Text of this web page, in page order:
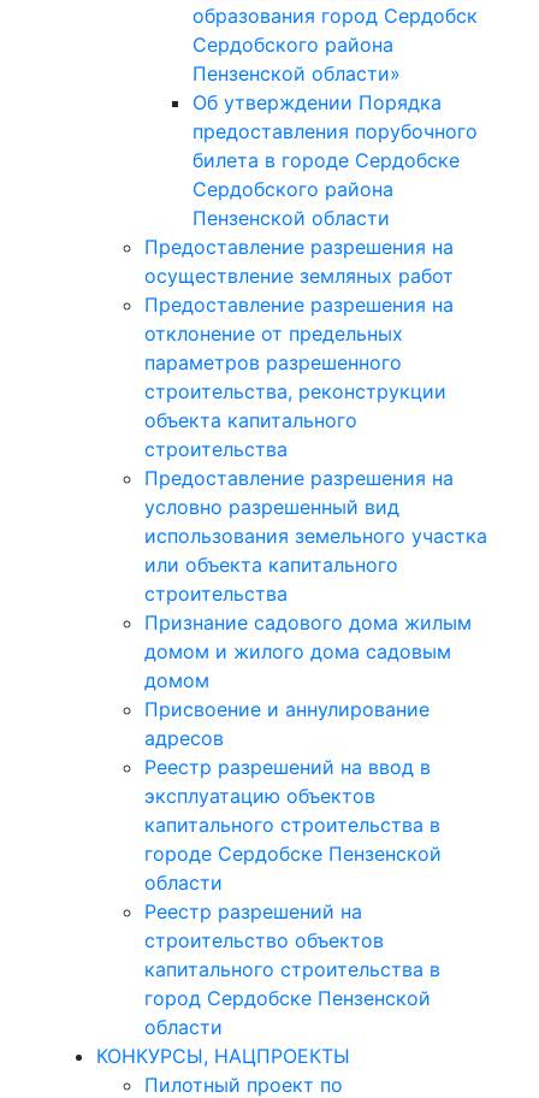
образования город Сердобск
Сердобского района
Пензенской области»
Об утверждении Порядка
предоставления порубочного
билета в городе Сердобске
Сердобского района
Пензенской области
Предоставление разрешения на
осуществление земляных работ
Предоставление разрешения на
отклонение от предельных
параметров разрешенного
строительства, реконструкции
объекта капитального
строительства
Предоставление разрешения на
условно разрешенный вид
использования земельного участка
или объекта капитального
строительства
Признание садового дома жилым
домом и жилого дома садовым
домом
Присвоение и аннулирование
адресов
Реестр разрешений на ввод в
эксплуатацию объектов
капитального строительства в
городе Сердобске Пензенской
области
Реестр разрешений на
строительство объектов
капитального строительства в
город Сердобске Пензенской
области
КОНКУРСЫ, НАЦПРОЕКТЫ
Пилотный проект по